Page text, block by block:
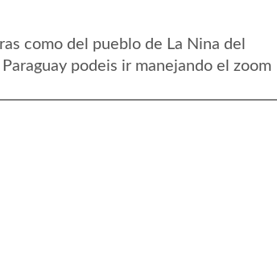
como del pueblo de La Nina del
podeis ir manejando el zoom